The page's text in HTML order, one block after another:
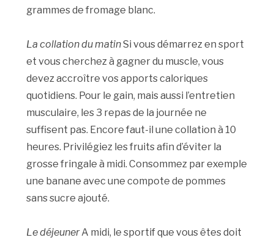
grammes de fromage blanc.
La collation du matinSi vous démarrez en sport
et vous cherchez à gagner du muscle, vous
devez accroître vos apports caloriques
quotidiens. Pour le gain, mais aussi l’entretien
musculaire, les 3 repas de la journée ne
suffisent pas. Encore faut-il une collation à 10
heures. Privilégiez les fruits afin d’éviter la
grosse fringale à midi. Consommez par exemple
une banane avec une compote de pommes
sans sucre ajouté.
Le déjeunerA midi, le sportif que vous êtes doit